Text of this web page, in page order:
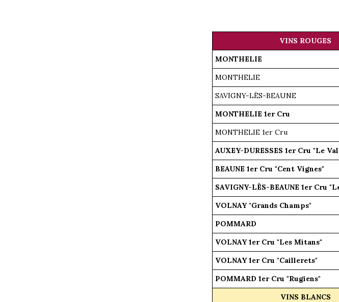
VINS ROUGES
MONTHELIE
MONTHELIE
SAVIGNY-LÈS-BEAUNE
MONTHELIE 1er Cru
MONTHELIE 1er Cru
AUXEY-DURESSES 1er Cru "Le
BEAUNE 1er Cru "Cent Vignes"
SAVIGNY-LÈS-BEAUNE 1er Cru
VOLNAY "Grands Champs"
POMMARD
VOLNAY 1er Cru "Les Mitans"
VOLNAY 1er Cru "Caillerets"
POMMARD 1er Cru "Rugiens"
VINS BLANCS